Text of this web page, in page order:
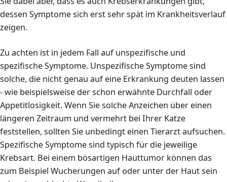
dessen Symptome sich erst sehr spät im Krankheitsverlauf
zeigen.
Zu achten ist in jedem Fall auf unspezifische und
spezifische Symptome. Unspezifische Symptome sind
solche, die nicht genau auf eine Erkrankung deuten lassen
- wie beispielsweise der schon erwähnte Durchfall oder
Appetitlosigkeit. Wenn Sie solche Anzeichen über einen
längeren Zeitraum und vermehrt bei Ihrer Katze
feststellen, sollten Sie unbedingt einen Tierarzt aufsuchen.
Spezifische Symptome sind typisch für die jeweilige
Krebsart. Bei einem bösartigen Hauttumor können das
zum Beispiel Wucherungen auf oder unter der Haut sein